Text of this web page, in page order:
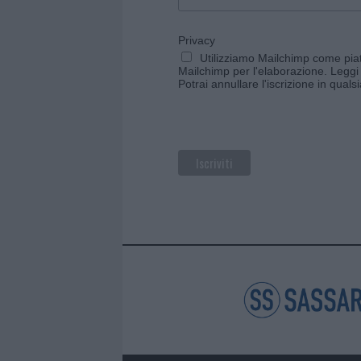
Privacy
Utilizziamo Mailchimp come
Mailchimp per l'elaborazione.
Potrai annullare l'iscrizione in